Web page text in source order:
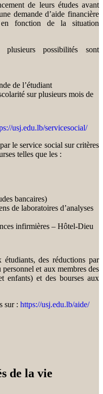
de leurs études avant
demande d’aide financière
fonction de la situation
possibilités sont
de l’étudiant
sur plusieurs mois de
usj.edu.lb/servicesocial/
le service social sur critères
telles que les :
bancaires)
de laboratoires d’analyses
infirmières – Hôtel-Dieu
des réductions par
et aux membres des
enfants) et des bourses aux
sur : https://usj.edu.lb/aide/
de la vie